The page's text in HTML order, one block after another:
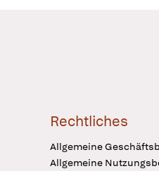
Rechtliches
Allgemeine
Allgemeine